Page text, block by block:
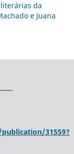
da
e Juana
31559?